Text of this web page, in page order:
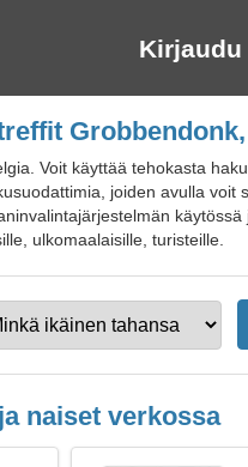
Kirjaudu
Voit käyttää tehokasta
joiden avulla voit
ulkomaalaisille, turisteille.
naiset verkossa